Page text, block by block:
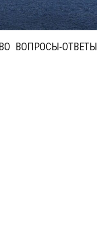
ВОПРОСЫ-ОТВЕТЫ